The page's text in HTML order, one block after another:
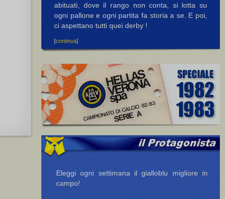
abituati, dove il rango non conta, si lotta su
ogni pallone e ogni partita fa storia a se. E poi,
ci aspettano tutti quei derby !
[continua]
Eleggi ogni settimana il gialloblu migliore in
campo!